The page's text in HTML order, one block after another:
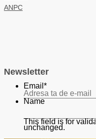
ANPC
Newsletter
Email *
Name
This field is for
unchanged.